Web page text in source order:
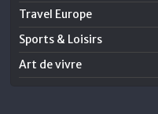
Travel Europe
Sports & Loisirs
Art de vivre